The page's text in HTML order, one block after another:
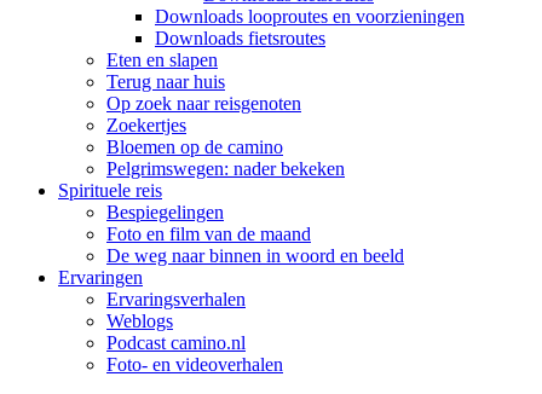
Downloads looproutes en voorzieningen
Downloads fietsroutes
Eten en slapen
Terug naar huis
Op zoek naar reisgenoten
Zoekertjes
Bloemen op de camino
Pelgrimswegen: nader bekeken
Spirituele reis
Bespiegelingen
Foto en film van de maand
De weg naar binnen in woord en beeld
Ervaringen
Ervaringsverhalen
Weblogs
Podcast camino.nl
Foto- en videoverhalen